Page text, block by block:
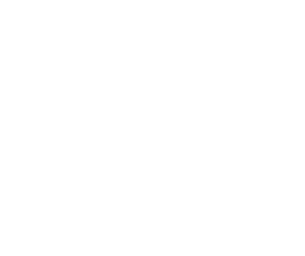
стали длиной от 2 до 6
и закрепляются на плоских
секций, которые надежно
секций и позволяют получить зону